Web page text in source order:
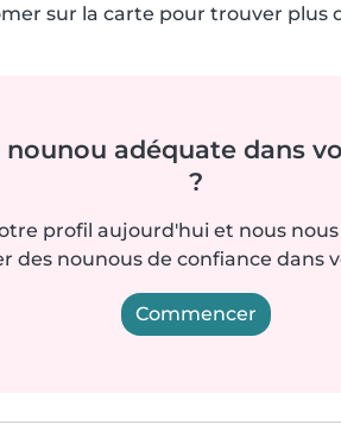
sur la carte pour trouver plus
nounou adéquate dans
?
profil aujourd'hui et nous
des nounous de confiance dans
Commencer